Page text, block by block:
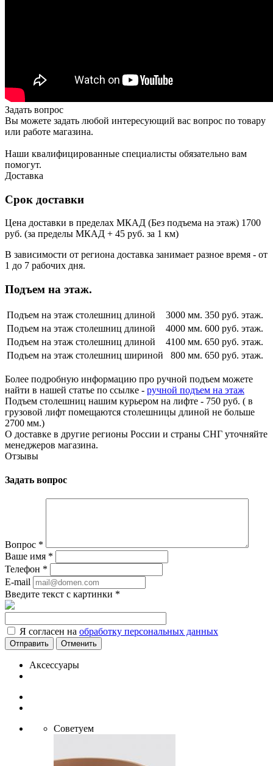
Задать вопрос
Вы можете задать любой интересующий вас вопрос по товару
или работе магазина.
Наши квалифицированные специалисты обязательно вам
помогут.
Доставка
Срок доставки
Цена доставки в пределах МКАД (Без подъема на этаж) 1700
руб. (за пределы МКАД + 45 руб. за 1 км)
В зависимости от региона доставка занимает разное время - от
1 до 7 рабочих дня.
Подъем на этаж.
Подъем на этаж столешниц длиной 3000 мм. 350 руб. этаж.
Подъем на этаж столешниц длиной
4000 мм. 600 руб. этаж.
Подъем на этаж столешниц длиной
4100 мм. 650 руб. этаж.
Подъем на этаж столешниц шириной
800 мм. 650 руб. этаж.
Более подробную информацию про ручной подъем можете
найти в нашей статье по ссылке - ручной подъем на этаж
Подъем столешниц нашим курьером на лифте - 750 руб. ( в
грузовой лифт помещаются столешницы длиной не больше
2700 мм.)
О доставке в другие регионы России и страны СНГ уточняйте
менеджеров магазина.
Отзывы
Задать вопрос
Вопрос *
Ваше имя *
Телефон *
E-mail
Введите текст с картинки *
Я согласен на обработку персональных данных
Отменить
Аксессуары
Советуем